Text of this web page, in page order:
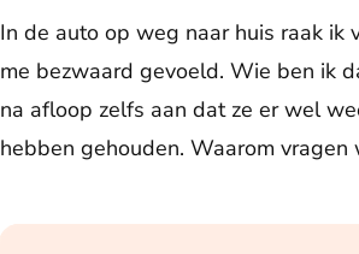
In de auto op weg naar huis raak ik
me bezwaard gevoeld. Wie ben ik
na afloop zelfs aan dat ze er wel
hebben gehouden. Waarom